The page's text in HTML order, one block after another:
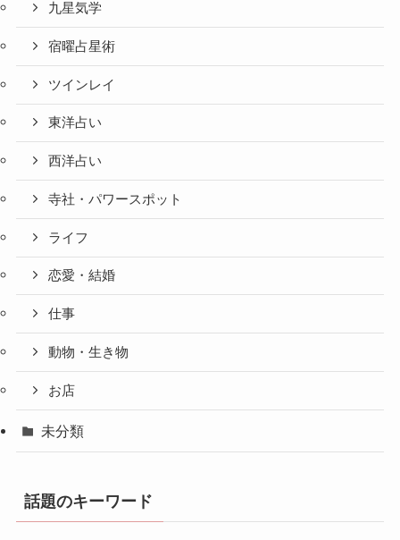
九星気学
宿曜占星術
ツインレイ
東洋占い
西洋占い
寺社・パワースポット
ライフ
恋愛・結婚
仕事
動物・生き物
お店
未分類
話題のキーワード